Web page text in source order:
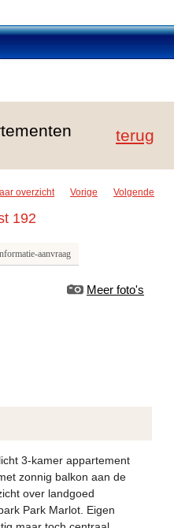
terug
overzicht Vorige Volgende
192
aanvraag
Meer foto's
3-kamer appartement
zonnig balkon aan de
over landgoed
Park Marlot. Eigen